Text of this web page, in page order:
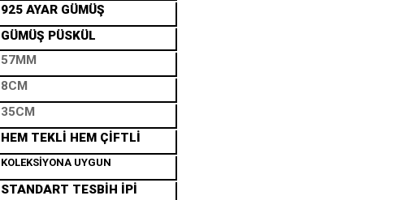
925 AYAR GÜMÜŞ
GÜMÜŞ PÜSKÜL
57MM
8CM
35CM
HEM TEKLİ HEM ÇİFTLİ
KOLEKSİYONA UYGUN
STANDART TESBİH İPİ